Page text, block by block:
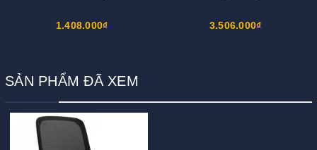
1.408.000₫ 3.506.000₫
SẢN PHẨM ĐÃ XEM